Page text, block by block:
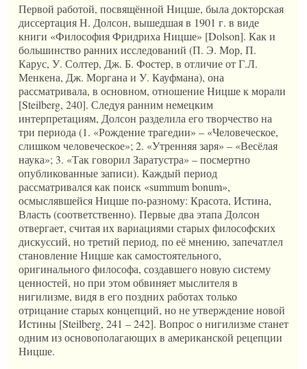
Первой работой, посвящённой Ницше, была докторская
диссертация Н. Долсон, вышедшая в 1901 г. в виде
книги «Философия Фридриха Ницше» [Dolson]. Как и
большинство ранних исследований (П. Э. Мор, П.
Карус, У. Солтер, Дж. Б. Фостер, в отличие от Г.Л.
Менкена, Дж. Моргана и У. Кауфмана), она
рассматривала, в основном, отношение Ницше к морали
[Steilberg, 240]. Следуя ранним немецким
интерпретациям, Долсон разделила его творчество на
три периода (1. «Рождение трагедии» – «Человеческое,
слишком человеческое»; 2. «Утренняя заря» – «Весёлая
наука»; 3. «Так говорил Заратустра» – посмертно
опубликованные записи). Каждый период
рассматривался как поиск «summum bonum»,
осмыслявшейся Ницше по-разному: Красота, Истина,
Власть (соответственно). Первые два этапа Долсон
отвергает, считая их вариациями старых философских
дискуссий, но третий период, по её мнению, запечатлел
становление Ницше как самостоятельного,
оригинального философа, создавшего новую систему
ценностей, но при этом обвиняет мыслителя в
нигилизме, видя в его поздних работах только
отрицание старых концепций, но не утверждение новой
Истины [Steilberg, 241 – 242]. Вопрос о нигилизме станет
одним из основополагающих в американской рецепции
Ницше.